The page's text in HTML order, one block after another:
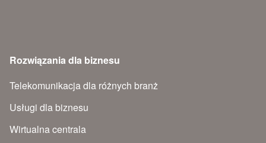
Rozwiązania dla biznesu
Telekomunikacja dla różnych branż
Usługi dla biznesu
Wirtualna centrala